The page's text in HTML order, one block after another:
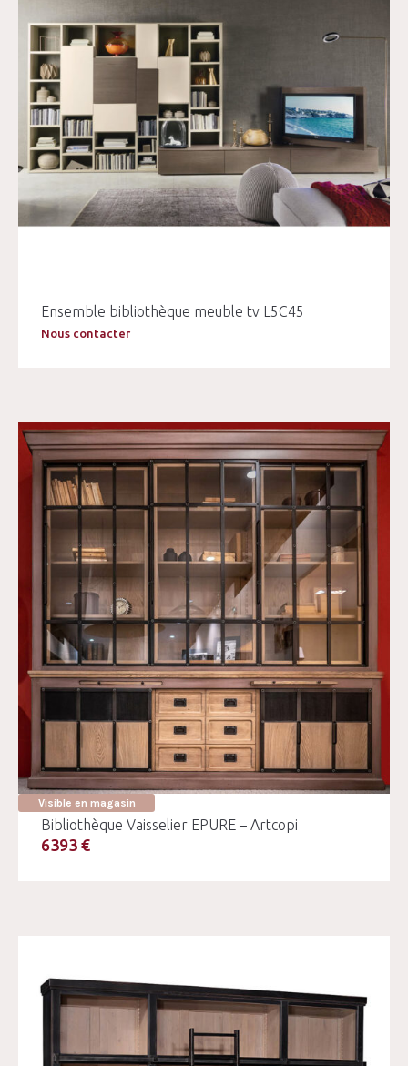
Ensemble bibliothèque meuble tv L5C45
Nous contacter
Visible en magasin
Bibliothèque Vaisselier EPURE – Artcopi
6393 €